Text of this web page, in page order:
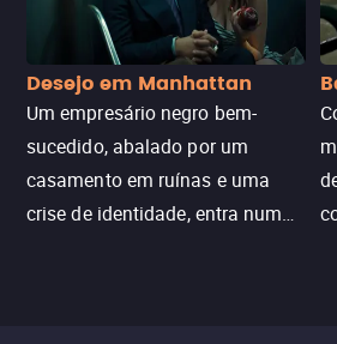
Desejo em Manhattan
Um empresário negro bem-
sucedido, abalado por um
casamento em ruínas e uma
crise de identidade, entra num